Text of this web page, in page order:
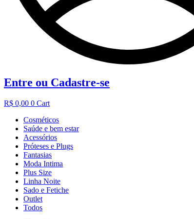
Entre ou Cadastre-se
R$ 0,00 0 Cart
Cosméticos
Saúde e bem estar
Acessórios
Próteses e Plugs
Fantasias
Moda Intima
Plus Size
Linha Noite
Sado e Fetiche
Outlet
Todos